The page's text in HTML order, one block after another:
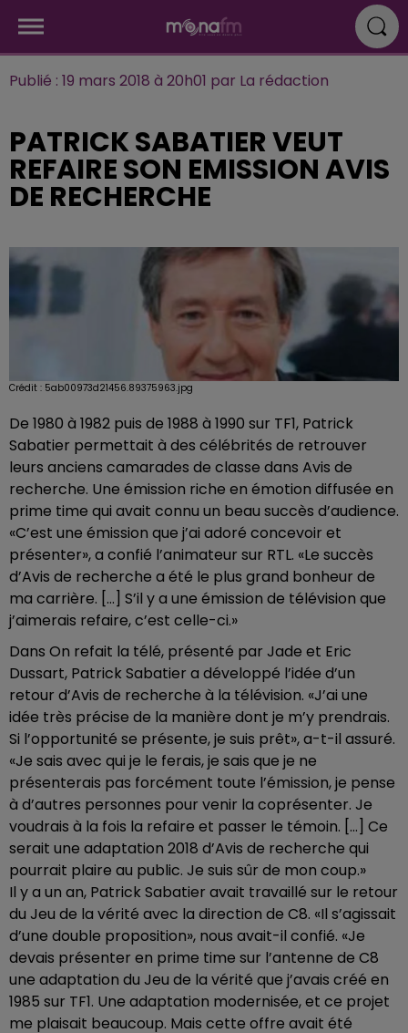
Publié : 19 mars 2018 à 20h01 par La rédaction
PATRICK SABATIER VEUT
REFAIRE SON EMISSION AVIS
DE RECHERCHE
Crédit : 5ab00973d21456.89375963.jpg
De 1980 à 1982 puis de 1988 à 1990 sur TF1, Patrick
Sabatier permettait à des célébrités de retrouver
leurs anciens camarades de classe dans Avis de
recherche. Une émission riche en émotion diffusée en
prime time qui avait connu un beau succès d’audience.
«C’est une émission que j’ai adoré concevoir et
présenter», a confié l’animateur sur RTL. «Le succès
d’Avis de recherche a été le plus grand bonheur de
ma carrière. […] S’il y a une émission de télévision que
j’aimerais refaire, c’est celle-ci.»
Dans On refait la télé, présenté par Jade et Eric
Dussart, Patrick Sabatier a développé l’idée d’un
retour d’Avis de recherche à la télévision. «J’ai une
idée très précise de la manière dont je m’y prendrais.
Si l’opportunité se présente, je suis prêt», a-t-il assuré.
«Je sais avec qui je le ferais, je sais que je ne
présenterais pas forcément toute l’émission, je pense
à d’autres personnes pour venir la coprésenter. Je
voudrais à la fois la refaire et passer le témoin. […] Ce
serait une adaptation 2018 d’Avis de recherche qui
pourrait plaire au public. Je suis sûr de mon coup.»
Il y a un an, Patrick Sabatier avait travaillé sur le retour
du Jeu de la vérité avec la direction de C8. «Il s’agissait
d’une double proposition», nous avait-il confié. «Je
devais présenter en prime time sur l’antenne de C8
une adaptation du Jeu de la vérité que j’avais créé en
1985 sur TF1. Une adaptation modernisée, et ce projet
me plaisait beaucoup. Mais cette offre avait été